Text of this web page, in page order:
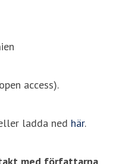
access).
ladda ned här.
med författarna